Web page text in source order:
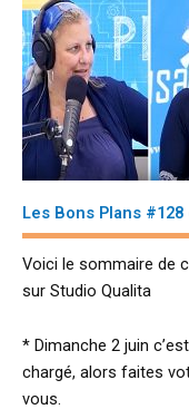
Les Bons Plans
Voici le sommaire de
sur Studio Qualita
* Dimanche 2 juin
chargé, alors faites
vous.